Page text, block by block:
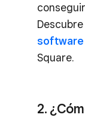
Square.
2.